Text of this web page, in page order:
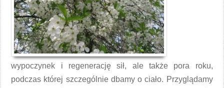
wypoczynek i regenerację sił, ale także pora roku,
podczas której szczególnie dbamy o ciało. Przyglądamy